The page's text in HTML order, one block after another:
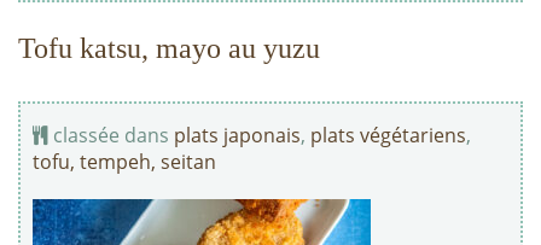
Tofu katsu, mayo au yuzu
classée dans plats japonais, plats végétariens,
tofu, tempeh, seitan